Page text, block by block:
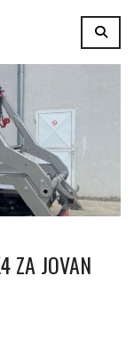
ZA JOVAN